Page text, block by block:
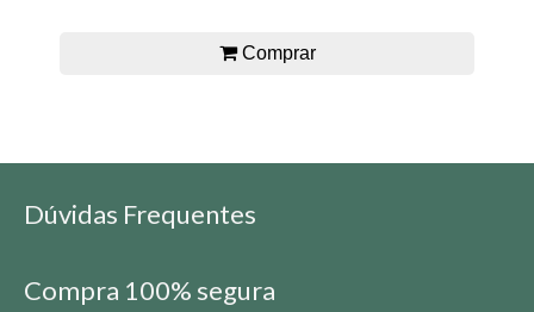
Comprar
Dúvidas Frequentes
Compra 100% segura